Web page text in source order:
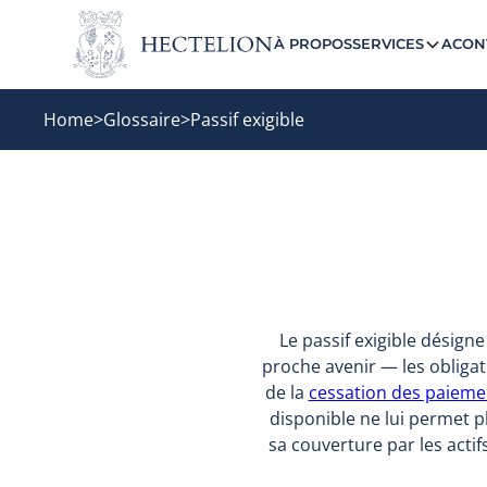
À PROPOSSERVICES
Home>Glossaire>Passif exigible
Le passif exigible
proche avenir — les
de la cessation des
disponible ne lui permet
sa couverture par les